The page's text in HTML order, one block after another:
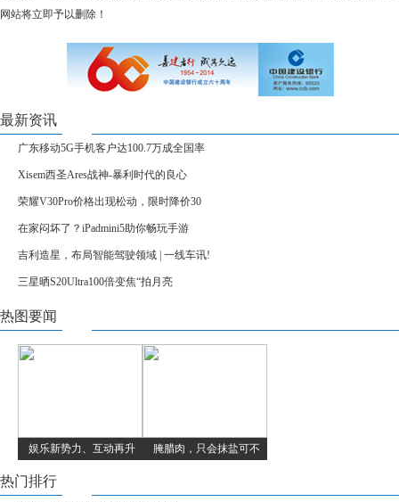
网站将立即予以删除！
最新资讯
广东移动5G手机客户达100.7万成全国率
Xisem西圣Ares战神-暴利时代的良心
荣耀V30Pro价格出现松动，限时降价30
在家闷坏了？iPadmini5助你畅玩手游
吉利造星，布局智能驾驶领域 | 一线车讯!
三星晒S20Ultra100倍变焦“拍月亮
热图要闻
娱乐新势力、互动再升 腌腊肉，只会抹盐可不
热门排行